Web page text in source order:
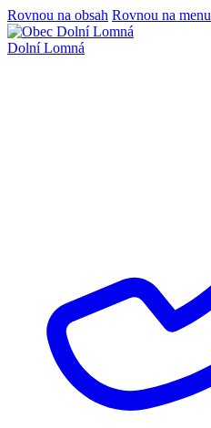
Rovnou na obsah Rovnou na menu
Dolní Lomná